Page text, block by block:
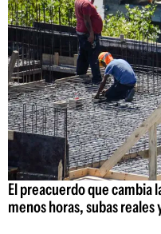
El preacuerdo que cambia
menos horas, subas reales